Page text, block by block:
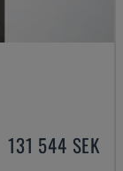
131 544 SEK